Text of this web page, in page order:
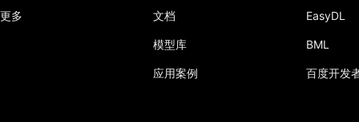
更多 文档
模型库
应用案例
EasyDL
BML
百度开发